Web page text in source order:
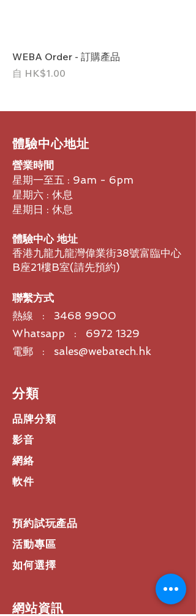
WEBA Order - 訂購產品
自 HK$1.00
促銷價格
​體驗中心地址
營業時間
星期一至五 : 9am - 6pm
星期六 : 休息
星期日 : 休息
體驗中心 地址
香港九龍九龍灣偉業街38號富臨中心
B座21樓B室​(請先預約)
聯繫方式
熱線 : 3468 9900
Whatsapp : 6972 1329
電郵 : sales@webatech.hk
​分類
品牌分類
影音
網絡
軟件
預約試玩產品
活動專區
如何選擇
​網站資訊